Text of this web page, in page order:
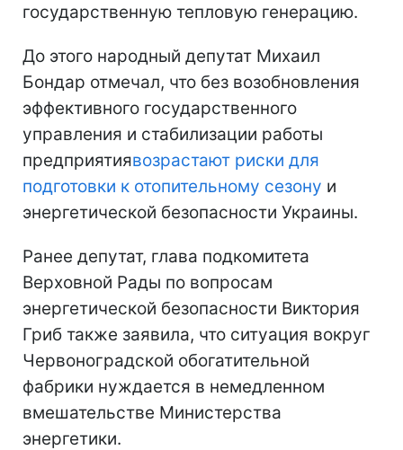
государственную тепловую генерацию.
До этого народный депутат Михаил
Бондар отмечал, что без возобновления
эффективного государственного
управления и стабилизации работы
предприятиявозрастают риски для
подготовки к отопительному сезону и
энергетической безопасности Украины.
Ранее депутат, глава подкомитета
Верховной Рады по вопросам
энергетической безопасности Виктория
Гриб также заявила, что ситуация вокруг
Червоноградской обогатительной
фабрики нуждается в немедленном
вмешательстве Министерства
энергетики.